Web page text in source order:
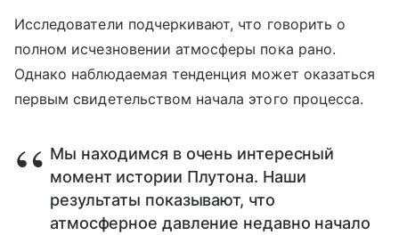
Исследователи подчеркивают, что говорить о
полном исчезновении атмосферы пока рано.
Однако наблюдаемая тенденция может оказаться
первым свидетельством начала этого процесса.
Мы находимся в очень интересный
момент истории Плутона. Наши
результаты показывают, что
атмосферное давление недавно начало